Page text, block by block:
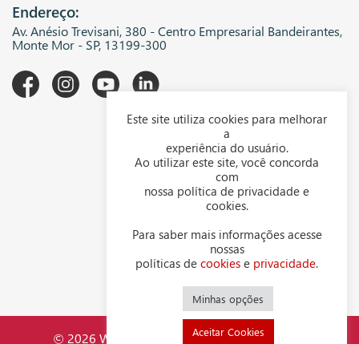
Endereço:
Av. Anésio Trevisani, 380 - Centro Empresarial Bandeirantes,
Monte Mor - SP, 13199-300
Downloads
Representantes
Política de privacidade
Política de cookies
Contato
© 2026 WGK Indústria Mecânica LTDA - CNPJ
Este site utiliza cookies para melhorar
a
experiência do usuário.
Ao utilizar este site, você concorda
com
nossa política de privacidade e
cookies.
Para saber mais informações acesse
nossas
políticas de cookies e privacidade.
Minhas opções
Aceitar Cookies